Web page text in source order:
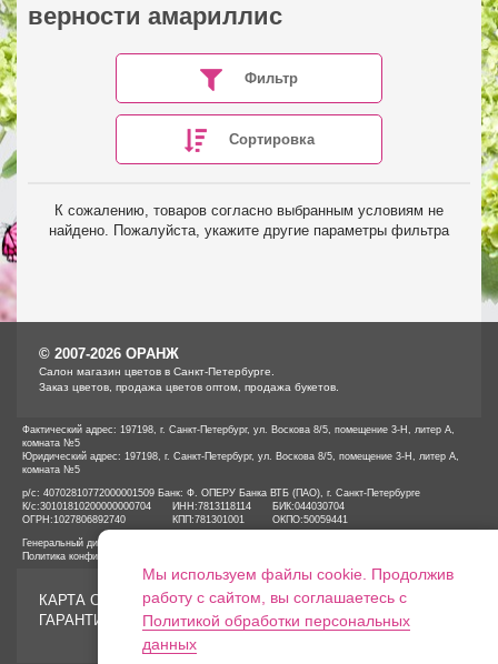
верности амариллис
Фильтр
Сортировка
К сожалению, товаров согласно выбранным условиям не
найдено. Пожалуйста, укажите другие параметры фильтра
© 2007-2026 ОРАНЖ
Cалон магазин цветов в Санкт-Петербурге.
Заказ цветов, продажа цветов оптом, продажа букетов.
Фактический адрес: 197198, г. Санкт-Петербург, ул. Воскова 8/5, помещение 3-Н, литер А,
комната №5
Юридический адрес: 197198, г. Санкт-Петербург, ул. Воскова 8/5, помещение 3-Н, литер А,
комната №5
р/с: 40702810772000001509 Банк: Ф. ОПЕРУ Банка ВТБ (ПАО), г. Санкт-Петербурге
К/с:30101810200000000704 ИНН:7813118114 БИК:044030704
ОГРН: 1027806892740 КПП:781301001 ОКПО:50059441
Генеральный директор ООО «ОРАНЖ» Иванов А.Е.
Политика конфиденциальности
КАРТА САЙТА
ГАРАНТИИ
Мы используем файлы cookie. Продолжив
работу с сайтом, вы соглашаетесь с
Политикой обработки персональных
данных